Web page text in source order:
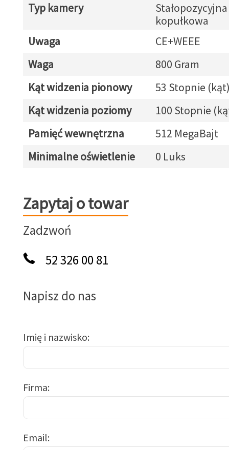
Typ kamery
Stałopozycyjna
kopułkowa
Uwaga
CE+WEEE
Waga
800 Gram
Kąt widzenia pionowy
53 Stopnie
Kąt widzenia poziomy
100 Stopnie
Pamięć wewnętrzna
512 MegaBajt
Minimalne oświetlenie
0 Luks
Zapytaj o towar
Zapytaj o towar
Zadzwoń
52 326 00 81
Napisz do nas
Imię i nazwisko
Firma
Email